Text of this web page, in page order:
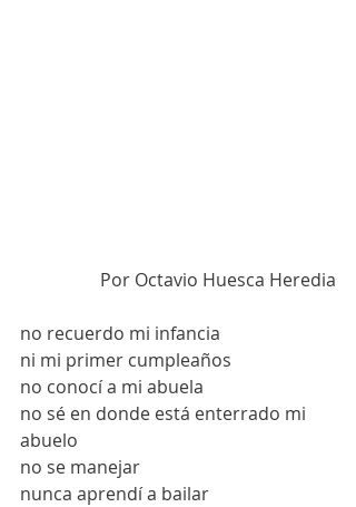
Por Octavio Huesca Heredia
no recuerdo mi infancia
ni mi primer cumpleaños
no conocí a mi abuela
no sé en donde está enterrado mi
abuelo
no se manejar
nunca aprendí a bailar